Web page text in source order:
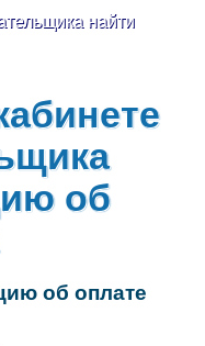
найти
об
об оплате